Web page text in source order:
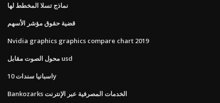
نماذج تسلا المخطط لها
قضية حقوق مؤشر الأسهم
Nvidia graphics graphics compare chart 2019
محول الصوت مقابل usd
اسبانيا سندات 10y
Bankozarks الخدمات المصرفية عبر الإنترنت